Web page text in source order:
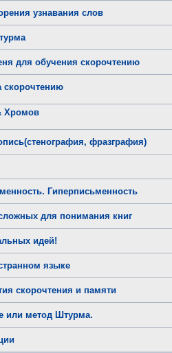
узнавания слов
для обучения скорочтению
скорочтению
Хромов
фразграфия)
Гиперписьменность
для понимания книг
идей!
языке
скорочтения и памяти
или метод Штурма.